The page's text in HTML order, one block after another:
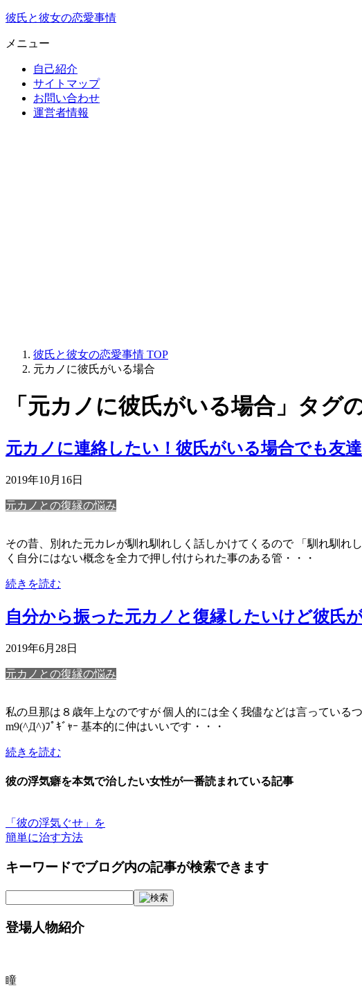
彼氏と彼女の恋愛事情
メニュー
自己紹介
サイトマップ
お問い合わせ
運営者情報
彼氏と彼女の恋愛事情 TOP
元カノに彼氏がいる場合
「元カノに彼氏がいる場合」タグ
元カノに連絡したい！彼氏がいる場合でも友
2019年10月16日
元カノとの復縁の悩み
その昔、別れた元カレが馴れ馴れしく話しかけてくるので 「馴れ馴
く自分にはない概念を全力で押し付けられた事のある管・・・
続きを読む
自分から振った元カノと復縁したいけど彼氏
2019年6月28日
元カノとの復縁の悩み
私の旦那は８歳年上なのですが 個人的には全く我儘などは言っている
m9(^Д^)ﾌﾟｷﾞｬｰ 基本的に仲はいいです・・・
続きを読む
彼の浮気癖を本気で治したい女性が一番読まれている記事
「彼の浮気ぐせ」を
簡単に治す方法
キーワードでブログ内の記事が検索できます
登場人物紹介
瞳